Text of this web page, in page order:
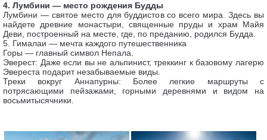
4. Лумбини — место рождения Будды
Лумбини — святое место для буддистов со всего мира. Здесь вы
найдете древние монастыри, священные пруды и храм Майя
Деви, построенный на месте, где, по преданию, родился Будда.
5. Гималаи — мечта каждого путешественника
Горы — главный символ Непала.
Эверест: Даже если вы не альпинист, треккинг к базовому лагерю
Эвереста подарит незабываемые виды.
Треки вокруг Аннапурны: Более легкие маршруты с
потрясающими пейзажами, горными деревнями и видом на
восьмитысячники.